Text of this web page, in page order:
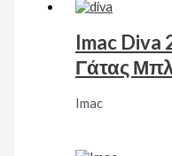
Imac Diva
Γάτας
Imac